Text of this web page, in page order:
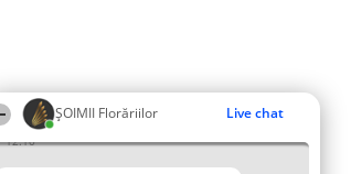
ȘOIMII Florăriilor Live chat
12:10